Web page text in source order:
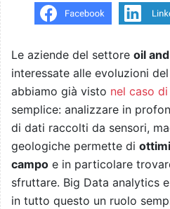
Le aziende del settore oil
interessate alle evoluzioni
abbiamo già visto nel caso di
semplice: analizzare in
di dati raccolti da sensori,
geologiche permette di
campo e in particolare
sfruttare. Big Data analytics
in tutto questo un ruolo